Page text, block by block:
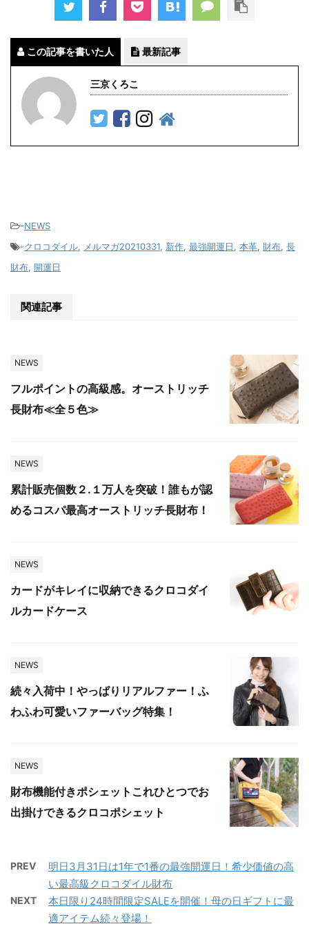
この記事を書いた人 最新記事
三京くろこ
-NEWS
-クロコダイル, メルマガ20210331, 新作, 最強開運日, 本革, 財布, 長
財布, 開運日
関連記事
NEWS
フルポイントの高級感。オーストリッチ
長財布≪全５色≫
NEWS
累計販売個数２.１万人を突破！誰もが認
めるコスパ最高オーストリッチ長財布！
NEWS
カードがキレイに収納できるクロコダイ
ルカードケース
NEWS
続々入荷中！やっぱりリアルファー！ふ
わふわ可愛いファーバッグ特集！
NEWS
財布機能付きポシェットこれひとつでお
出掛けできるクロコポシェット
PREV
明日3月31日は1年で1番の最強開運日！希少価値の高
い最高級クロコダイル財布
NEXT
本日限り24時間限定SALEを開催！母の日ギフトに最
適アイテム続々登場！